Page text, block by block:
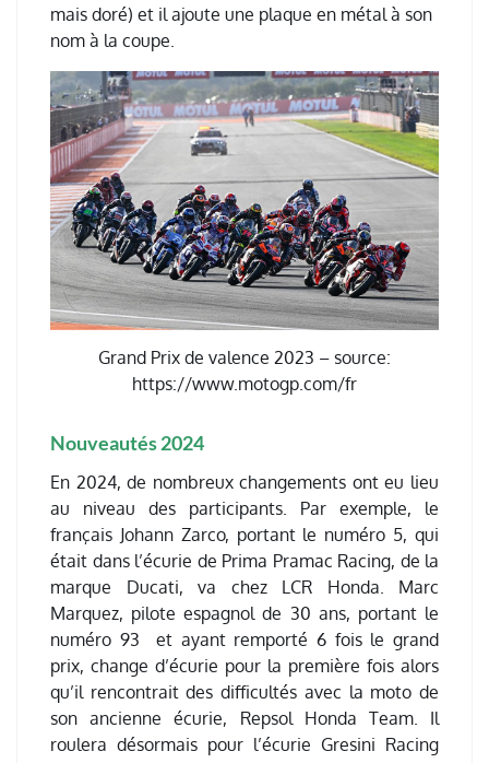
mais doré) et il ajoute une plaque en métal à son
nom à la coupe.
Grand Prix de valence 2023 – source:
https://www.motogp.com/fr
Nouveautés 2024
En 2024, de nombreux changements ont eu lieu
au niveau des participants. Par exemple, le
français Johann Zarco, portant le numéro 5, qui
était dans l’écurie de Prima Pramac Racing, de la
marque Ducati, va chez LCR Honda. Marc
Marquez, pilote espagnol de 30 ans, portant le
numéro 93 et ayant remporté 6 fois le grand
prix, change d’écurie pour la première fois alors
qu’il rencontrait des difficultés avec la moto de
son ancienne écurie, Repsol Honda Team. Il
roulera désormais pour l’écurie Gresini Racing